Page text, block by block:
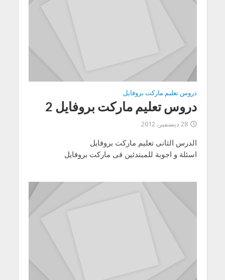
دروس تعليم ماركت بروفايل
دروس تعليم ماركت بروفايل 2
28 ديسمبر، 2012
الدرس الثانى تعليم ماركت بروفايل
اسئلة و اجوبة للمبتدئين فى ماركت بروفايل